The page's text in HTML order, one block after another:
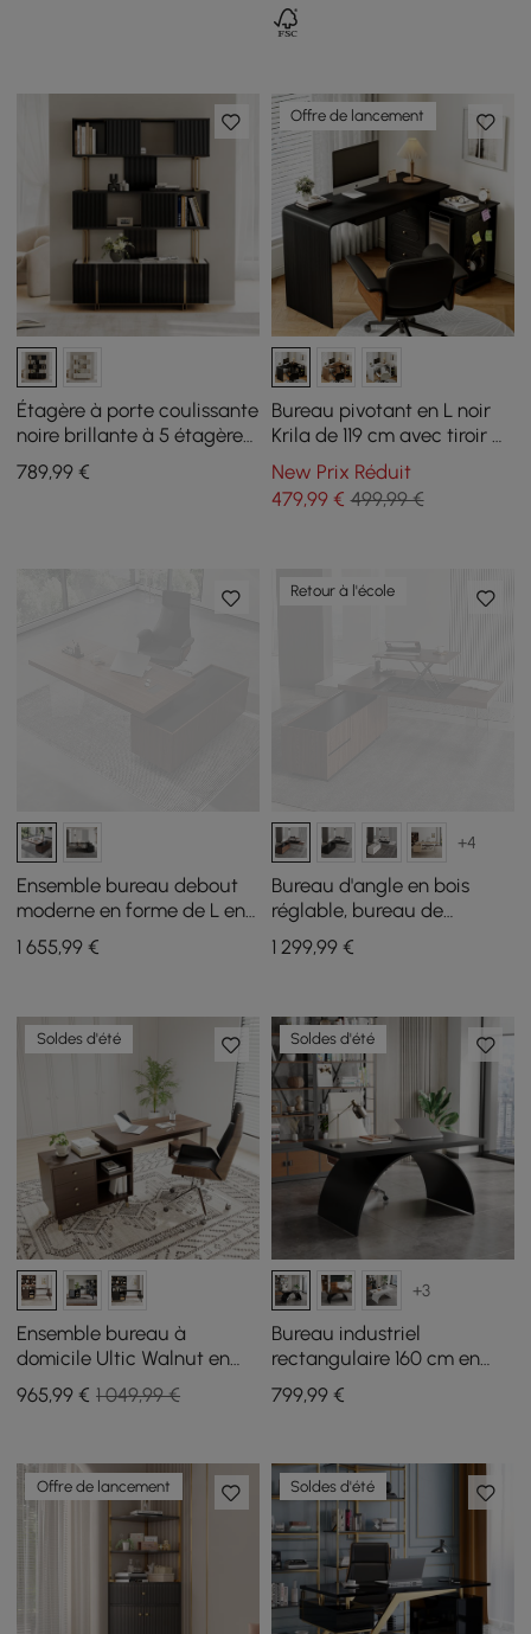
Étagère à porte coulissante
noire brillante à 5 étagères,
étagère à livres haute,
rangement riche, 170 cm
789,99 €
Offre de lancement
Bureau pivotant en L noir
Krila de 119 cm avec tiroir à
clavier
New Prix Réduit
479,99€ 499,99 €
Ensemble bureau debout
moderne en forme de L en
noyer et chaise de bureau
inclinable en cuir (71,5
1 655,99 €
Retour à l'école
+4
Bureau d'angle en bois
réglable, bureau de
direction moderne 180 cm
en forme de L
1 299,99€
Soldes d'été
Ensemble bureau à
domicile Ultic Walnut en
forme de L et chaise de
bureau en similicuir avec
965,99 € 1 049,99 €
Soldes d'été
+3
Bureau industriel
rectangulaire 160 cm en
bois noir avec base en
métal
799,99€
Offre de lancement Soldes d'été